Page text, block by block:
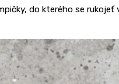
do kterého se rukojeť